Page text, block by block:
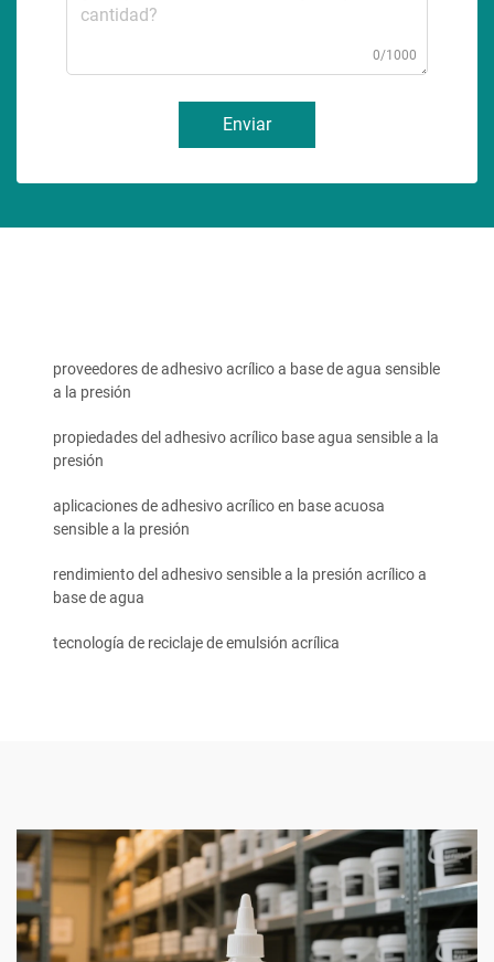
0/1000
Enviar
proveedores de adhesivo acrílico a base de agua sensible
a la presión
propiedades del adhesivo acrílico base agua sensible a la
presión
aplicaciones de adhesivo acrílico en base acuosa
sensible a la presión
rendimiento del adhesivo sensible a la presión acrílico a
base de agua
tecnología de reciclaje de emulsión acrílica